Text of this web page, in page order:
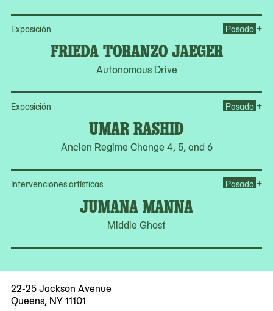
Exposición
FRIEDA TORANZO JAEGER
Autonomous Drive
Pasado +
Exposición
UMAR RASHID
Ancien Regime Change 4, 5, and 6
Pasado +
Intervenciones artísticas
JUMANA MANNA
Middle Ghost
Pasado +
22-25 Jackson Avenue
Queens, NY 11101